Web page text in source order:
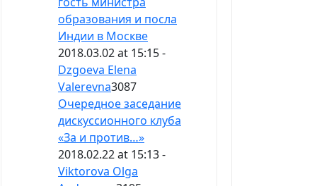
образования и посла
Индии в Москве
2018.03.02 at 15:15 -
Dzgoeva Elena
Valerevna3087
Очередное заседание
дискуссионного клуба
«За и против…»
2018.02.22 at 15:13 -
Viktorova Olga